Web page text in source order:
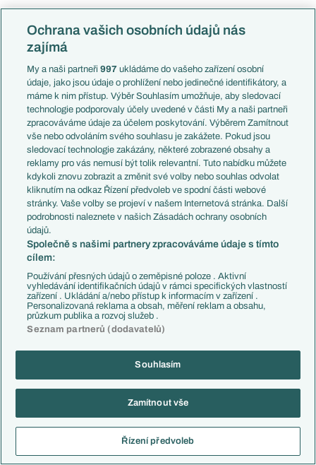
FINÁLE - ODVETA
20.05.1987 20:45
Dundee United (SCO) 1:1 IFK Göteborg (SWE)
Sestavy: Hradec Králové - Besiktas
08:09 Hradec ve 3. předkole EL čeká Besiktas
05.08. Besiktas proti českým soupeřům
Ochrana vašich osobních údajů nás
zajímá
My a naši partneři997 ukládáme do vašeho zařízení osobní
údaje, jako jsou údaje o prohlížení nebo jedinečné identifikátory, a
máme k nim přístup. Výběr Souhlasím umožňuje, aby sledovací
technologie podporovaly účely uvedené v části My a naši partneři
zpracováváme údaje za účelem poskytování. Výběrem Zamítnout
vše nebo odvoláním svého souhlasu je zakážete. Pokud jsou
sledovací technologie zakázány, některé zobrazené obsahy a
reklamy pro vás nemusí být tolik relevantní. Tuto nabídku můžete
kdykoli znovu zobrazit a změnit své volby nebo souhlas odvolat
kliknutím na odkaz Řízení předvoleb ve spodní části webové
stránky. Vaše volby se projeví v našem Internetová stránka. Další
podrobnosti naleznete v našich Zásadách ochrany osobních
údajů.
Společně s našimi partnery zpracováváme údaje s tímto
cílem:
Používání přesných údajů o zeměpisné poloze . Aktivní
vyhledávání identifikačních údajů v rámci specifických vlastností
zařízení . Ukládání a/nebo přístup k informacím v zařízení .
Personalizovaná reklama a obsah, měření reklam a obsahu,
průzkum publika a rozvoj služeb .
Seznam partnerů (dodavatelů)
Souhlasím
Zamítnout vše
Řízení předvoleb